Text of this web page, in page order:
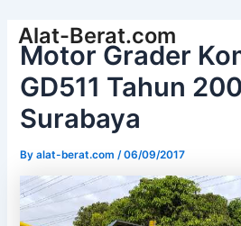
content
Alat-Berat.com
Motor Grader
GD511 Tahun
Surabaya
Byalat-berat.com /06/09/2017